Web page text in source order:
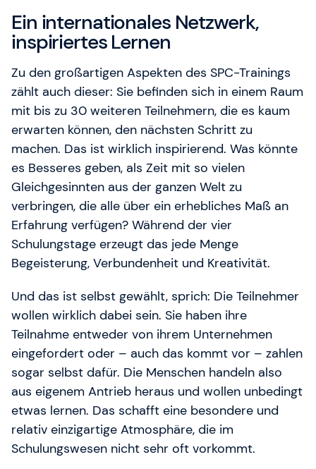
Ein internationales Netzwerk,
inspiriertes Lernen
Zu den großartigen Aspekten des SPC-Trainings
zählt auch dieser: Sie befinden sich in einem Raum
mit bis zu 30 weiteren Teilnehmern, die es kaum
erwarten können, den nächsten Schritt zu
machen. Das ist wirklich inspirierend. Was könnte
es Besseres geben, als Zeit mit so vielen
Gleichgesinnten aus der ganzen Welt zu
verbringen, die alle über ein erhebliches Maß an
Erfahrung verfügen? Während der vier
Schulungstage erzeugt das jede Menge
Begeisterung, Verbundenheit und Kreativität.
Und das ist selbst gewählt, sprich: Die Teilnehmer
wollen wirklich dabei sein. Sie haben ihre
Teilnahme entweder von ihrem Unternehmen
eingefordert oder – auch das kommt vor – zahlen
sogar selbst dafür. Die Menschen handeln also
aus eigenem Antrieb heraus und wollen unbedingt
etwas lernen. Das schafft eine besondere und
relativ einzigartige Atmosphäre, die im
Schulungswesen nicht sehr oft vorkommt.